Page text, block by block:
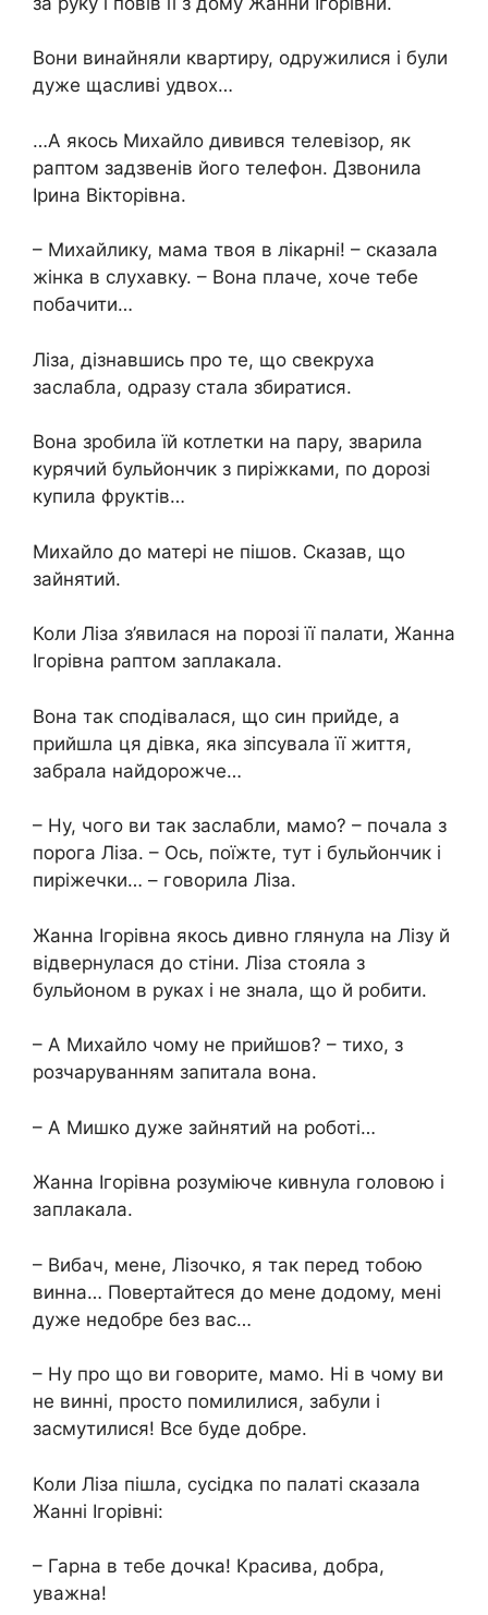
Вони винайняли квартиру, одружилися і були
дуже щасливі удвох…
…А якось Михайло дивився телевізор, як
раптом задзвенів його телефон. Дзвонила
Ірина Вікторівна.
– Михайлику, мама твоя в лікарні! – сказала
жінка в слухавку. – Вона плаче, хоче тебе
побачити…
Ліза, дізнавшись про те, що свекруха
заслабла, одразу стала збиратися.
Вона зробила їй котлетки на пару, зварила
курячий бульйончик з пиріжками, по дорозі
купила фруктів…
Михайло до матері не пішов. Сказав, що
зайнятий.
Коли Ліза з’явилася на порозі її палати, Жанна
Ігорівна раптом заплакала.
Вона так сподівалася, що син прийде, а
прийшла ця дівка, яка зіпсувала її життя,
забрала найдорожче…
– Ну, чого ви так заслабли, мамо? – почала з
порога Ліза. – Ось, поїжте, тут і бульйончик і
пиріжечки… – говорила Ліза.
Жанна Ігорівна якось дивно глянула на Лізу й
відвернулася до стіни. Ліза стояла з
бульйоном в руках і не знала, що й робити.
– А Михайло чому не прийшов? – тихо, з
розчаруванням запитала вона.
– А Мишко дуже зайнятий на роботі…
Жанна Ігорівна розуміюче кивнула головою і
заплакала.
– Вибач, мене, Лізочко, я так перед тобою
винна… Повертайтеся до мене додому, мені
дуже недобре без вас…
– Ну про що ви говорите, мамо. Ні в чому ви
не винні, просто помилилися, забули і
засмутилися! Все буде добре.
Коли Ліза пішла, сусідка по палаті сказала
Жанні Ігорівні:
– Гарна в тебе дочка! Красива, добра,
уважна!